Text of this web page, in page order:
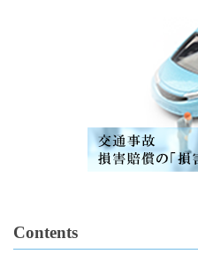
Contents